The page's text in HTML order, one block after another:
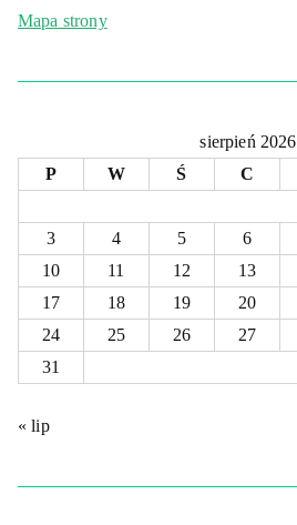
Mapa strony
sierpień 2026
P
W Ś C
3
4 5 6
10
11 12 13
17
18 19 20
24
25 26 27
31
« lip